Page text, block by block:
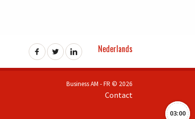
03:00
Nederlands
Business AM - FR © 2026
Contact